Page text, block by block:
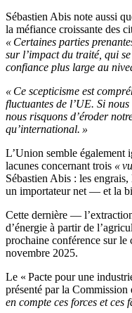
Sébastien Abis note aussi
la méfiance croissante des
« Certaines parties
sur l’impact du traité, qui
confiance plus large au
« Ce scepticisme est
fluctuantes de l’UE. Si
nous risquons d’éroder
qu’international. »
L’Union semble également
lacunes concernant trois «
Sébastien Abis : les
un importateur net — et la
Cette dernière —
d’énergie à partir de
prochaine conférence sur
novembre 2025.
Le « Pacte pour une
présenté par la
en compte ces forces et ces